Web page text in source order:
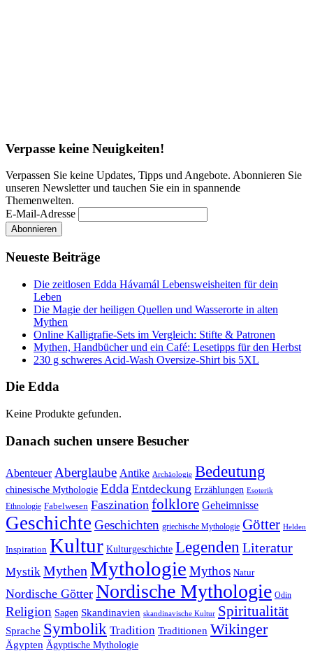
Verpasse keine Neuigkeiten!
Verpassen Sie keine Updates, Tipps und Angebote. Abonnieren Sie
unseren Newsletter und tauchen Sie ein in spannende
Themenwelten.
E-Mail-Adresse
Neueste Beiträge
Die zeitlosen Edda Hávamál Lebensweisheiten für dein
Leben
Die Magie der heiligen Quellen und Wasserorte in alten
Mythen
Online Kalligrafie‑Sets im Vergleich: Stifte & Patronen
Mythen, Handbücher und ein Café: Lesetipps für den Herbst
230 g schweres Acid-Wash Oversize-Shirt bis 5XL
Die Edda
Keine Produkte gefunden.
Danach suchen unsere Besucher
Abenteuer Aberglaube Antike Archäologie Bedeutung
chinesische Mythologie Edda Entdeckung Erzählungen Esoterik
Ethnologie Fabelwesen Faszination folklore Geheimnisse
Geschichte Geschichten griechische Mythologie Götter Helden
Inspiration Kultur Kulturgeschichte Legenden Literatur
Mystik Mythen Mythologie Mythos Natur
Nordische Götter Nordische Mythologie Odin
Religion Sagen Skandinavien skandinavische Kultur Spiritualität
Sprache Symbolik Tradition Traditionen Wikinger
Ägypten Ägyptische Mythologie